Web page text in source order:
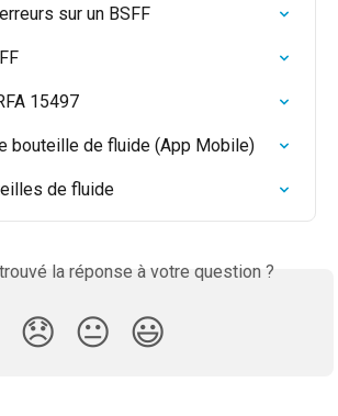
sur un BSFF
15497
bouteille de fluide (App Mobile)
de fluide
la réponse à votre question ?
😞 😐 😃